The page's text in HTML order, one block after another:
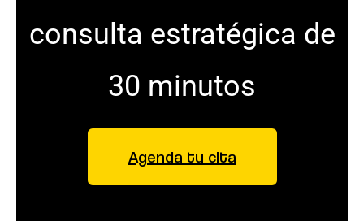
consulta estratégica de
30 minutos
Agenda tu cita